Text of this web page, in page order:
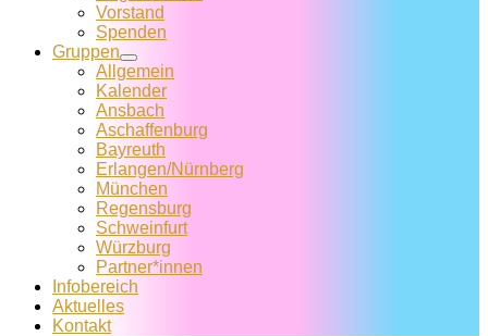
Vorstand
Spenden
Gruppen
Allgemein
Kalender
Ansbach
Aschaffenburg
Bayreuth
Erlangen/Nürnberg
München
Regensburg
Schweinfurt
Würzburg
Partner*innen
Infobereich
Aktuelles
Kontakt